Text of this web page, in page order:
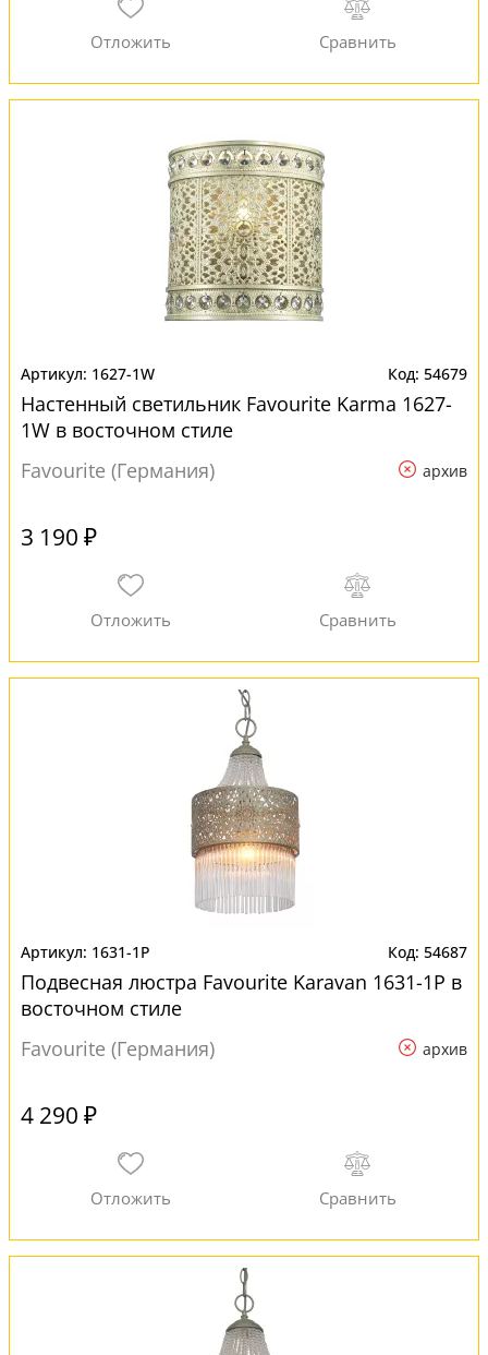
1627-1W 54679
Настенный светильник Favourite Karma 1627-
1W в восточном стиле
Favourite (Германия)
архив
3 190 ₽
1631-1P 54687
Подвесная люстра Favourite Karavan 1631-1P в
восточном стиле
Favourite (Германия)
архив
4 290 ₽